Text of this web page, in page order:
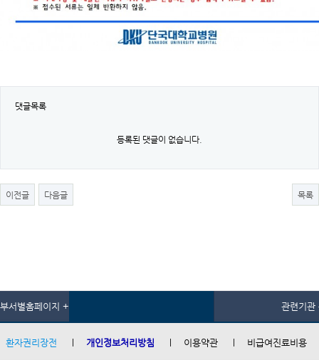
댓글목록
등록된 댓글이 없습니다.
이전글 다음글 목록
부서별홈페이지 + 관련기관
환자권리장전 개인정보처리방침 이용약관 비급여진료비용